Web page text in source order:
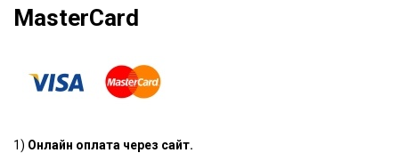
MasterCard
1) Онлайн оплата через сайт.